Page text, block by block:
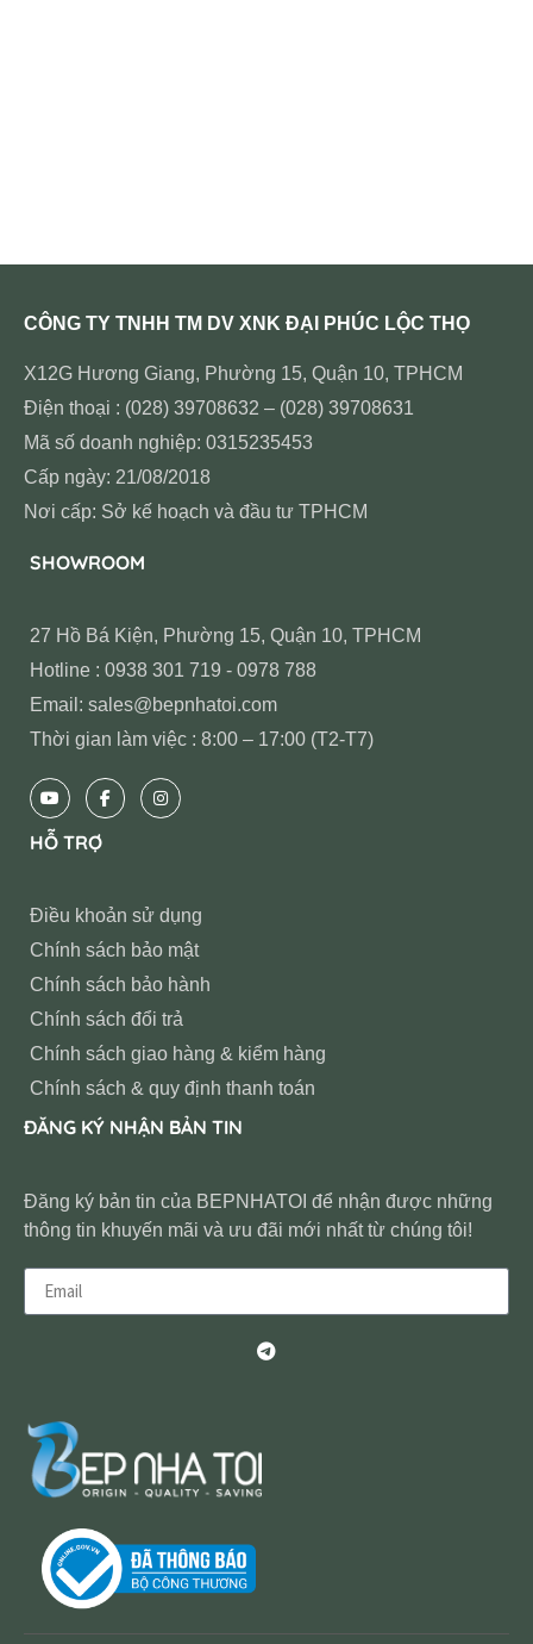
CÔNG TY TNHH TM DV XNK ĐẠI PHÚC LỘC THỌ
X12G Hương Giang, Phường 15, Quận 10, TPHCM
Điện thoại : (028) 39708632 – (028) 39708631
Mã số doanh nghiệp: 0315235453
Cấp ngày: 21/08/2018
Nơi cấp: Sở kế hoạch và đầu tư TPHCM
SHOWROOM
27 Hồ Bá Kiện, Phường 15, Quận 10, TPHCM
Hotline : 0938 301 719 - 0978 788
Email: sales@bepnhatoi.com
Thời gian làm việc : 8:00 – 17:00 (T2-T7)
HỖ TRỢ
Điều khoản sử dụng
Chính sách bảo mật
Chính sách bảo hành
Chính sách đổi trả
Chính sách giao hàng & kiểm hàng
Chính sách & quy định thanh toán
ĐĂNG KÝ NHẬN BẢN TIN
Đăng ký bản tin của BEPNHATOI để nhận được những
thông tin khuyến mãi và ưu đãi mới nhất từ chúng tôi!